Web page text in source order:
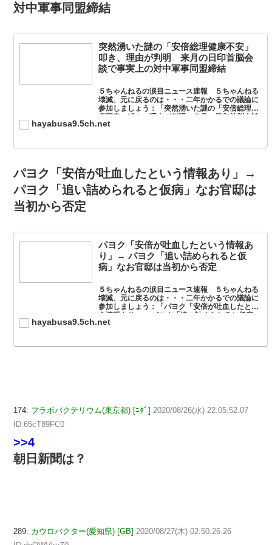
対中軍事同盟締結
突然湧いた謎の「安倍総理健康不安」
叩き、理由が判明 来月の日印首脳会
談で事実上の対中軍事同盟締結
５ちゃんねるの涙目ニュース速報 ５ちゃんねる
壊滅、元に戻るのは・・・二年かかるでの議論に
参加しましょう：「突然湧いた謎の「安倍総理健
康不安」叩き、理由が判明 来月の日印首脳会談
で事実上の対中軍事同盟締結」。
hayabusa9.5ch.net
パヨク「安倍が吐血したという情報あり」→
パヨク「追い詰められると仮病」なお官邸は
当初から否定
パヨク「安倍が吐血したという情報あ
り」→ パヨク「追い詰められると仮
病」なお官邸は当初から否定
５ちゃんねるの涙目ニュース速報 ５ちゃんねる
壊滅、元に戻るのは・・・二年かかるでの議論に
参加しましょう：「パヨク「安倍が吐血したとい
う情報あり」→ パヨク「追い詰められると仮病」
なお官邸は当初から否定」。
hayabusa9.5ch.net
174: フラボバクテリウム(東京都) [ﾆﾀﾞ] 2020/08/26(水) 22:05:52.07
ID:65cT89FC0
>>4
朝日新聞は？
289: カウロバクター(愛知県) [GB] 2020/08/27(木) 02:50:26.26